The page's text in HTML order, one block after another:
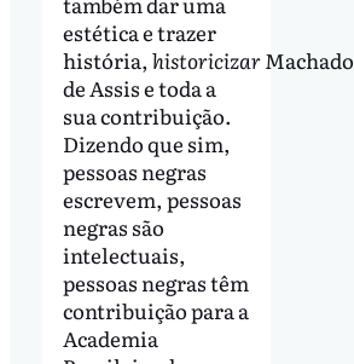
estética e trazer
história, historicizarMachado
de Assis e toda a
sua contribuição.
Dizendo que sim,
pessoas negras
escrevem, pessoas
negras são
intelectuais,
pessoas negras têm
contribuição para a
Academia